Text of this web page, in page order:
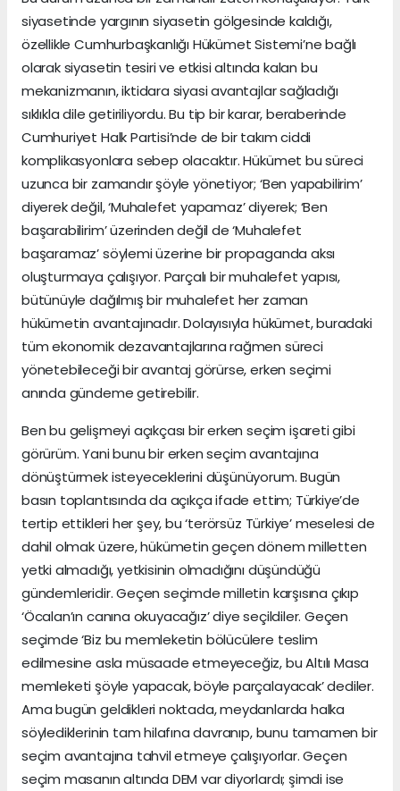
siyasetinde yargının siyasetin gölgesinde kaldığı,
özellikle Cumhurbaşkanlığı Hükümet Sistemi’ne bağlı
olarak siyasetin tesiri ve etkisi altında kalan bu
mekanizmanın, iktidara siyasi avantajlar sağladığı
sıklıkla dile getiriliyordu. Bu tip bir karar, beraberinde
Cumhuriyet Halk Partisi’nde de bir takım ciddi
komplikasyonlara sebep olacaktır. Hükümet bu süreci
uzunca bir zamandır şöyle yönetiyor; ‘Ben yapabilirim’
diyerek değil, ‘Muhalefet yapamaz’ diyerek; ‘Ben
başarabilirim’ üzerinden değil de ‘Muhalefet
başaramaz’ söylemi üzerine bir propaganda aksı
oluşturmaya çalışıyor. Parçalı bir muhalefet yapısı,
bütünüyle dağılmış bir muhalefet her zaman
hükümetin avantajınadır. Dolayısıyla hükümet, buradaki
tüm ekonomik dezavantajlarına rağmen süreci
yönetebileceği bir avantaj görürse, erken seçimi
anında gündeme getirebilir.
Ben bu gelişmeyi açıkçası bir erken seçim işareti gibi
görürüm. Yani bunu bir erken seçim avantajına
dönüştürmek isteyeceklerini düşünüyorum. Bugün
basın toplantısında da açıkça ifade ettim; Türkiye’de
tertip ettikleri her şey, bu ‘terörsüz Türkiye’ meselesi de
dahil olmak üzere, hükümetin geçen dönem milletten
yetki almadığı, yetkisinin olmadığını düşündüğü
gündemleridir. Geçen seçimde milletin karşısına çıkıp
‘Öcalan’ın canına okuyacağız’ diye seçildiler. Geçen
seçimde ‘Biz bu memleketin bölücülere teslim
edilmesine asla müsaade etmeyeceğiz, bu Altılı Masa
memleketi şöyle yapacak, böyle parçalayacak’ dediler.
Ama bugün geldikleri noktada, meydanlarda halka
söylediklerinin tam hilafına davranıp, bunu tamamen bir
seçim avantajına tahvil etmeye çalışıyorlar. Geçen
seçim masanın altında DEM var diyorlardı; şimdi ise